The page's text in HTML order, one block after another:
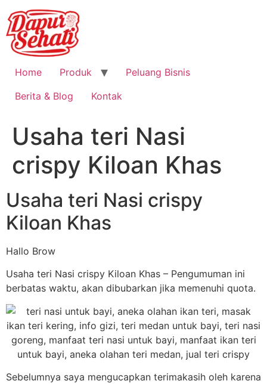
Home Produk
Peluang Bisnis
Berita & Blog
Kontak
Usaha teri Nasi
crispy Kiloan Khas
Usaha teri Nasi crispy
Kiloan Khas
Hallo Brow
Usaha teri Nasi crispy Kiloan Khas – Pengumuman ini
berbatas waktu, akan dibubarkan jika memenuhi quota.
Sebelumnya saya mengucapkan terimakasih oleh karena